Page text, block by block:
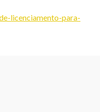
licenciamento-para-